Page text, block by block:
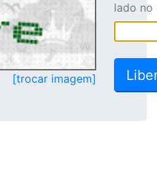
[trocar imagem]
lado no